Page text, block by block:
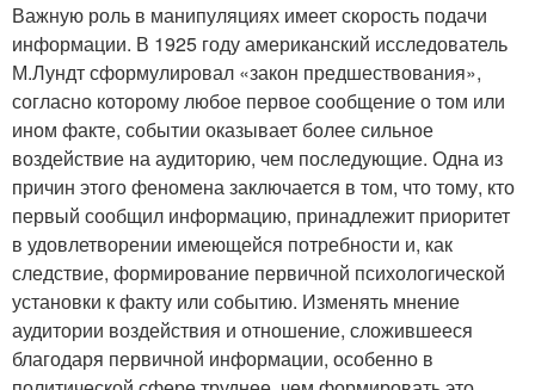
Важную роль в манипуляциях имеет скорость подачи
информации. В 1925 году американский исследователь
М.Лундт сформулировал «закон предшествования»,
согласно которому любое первое сообщение о том или
ином факте, событии оказывает более сильное
воздействие на аудиторию, чем последующие. Одна из
причин этого феномена заключается в том, что тому, кто
первый сообщил информацию, принадлежит приоритет
в удовлетворении имеющейся потребности и, как
следствие, формирование первичной психологической
установки к факту или событию. Изменять мнение
аудитории воздействия и отношение, сложившееся
благодаря первичной информации, особенно в